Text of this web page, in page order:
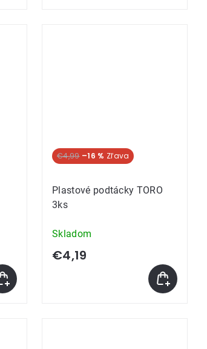
€4,99 –16 %
Plastové podtácky TORO
3ks
Skladom
€4,19